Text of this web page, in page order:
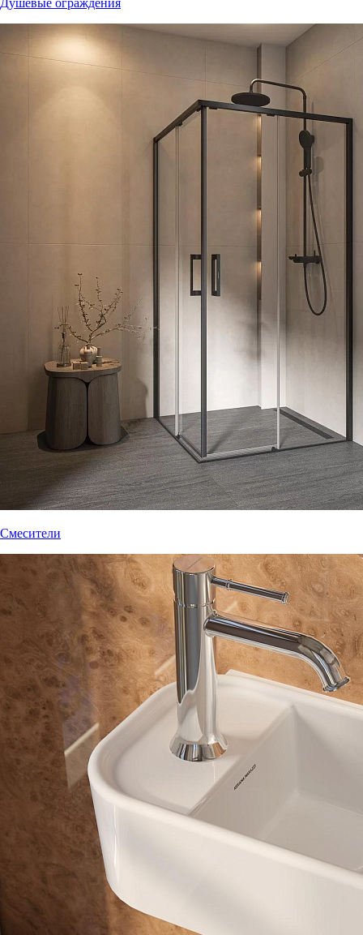
Душевые ограждения
Смесители